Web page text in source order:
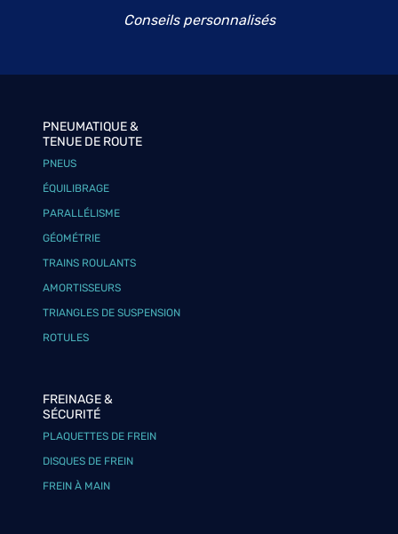
Conseils personnalisés
PNEUMATIQUE &
TENUE DE ROUTE
PNEUS
ÉQUILIBRAGE
PARALLÉLISME
GÉOMÉTRIE
TRAINS ROULANTS
AMORTISSEURS
TRIANGLES DE SUSPENSION
ROTULES
FREINAGE &
SÉCURITÉ
PLAQUETTES DE FREIN
DISQUES DE FREIN
FREIN À MAIN